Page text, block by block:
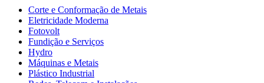
Corte e Conformação de Metais
Eletricidade Moderna
Fotovolt
Fundição e Serviços
Hydro
Máquinas e Metais
Plástico Industrial